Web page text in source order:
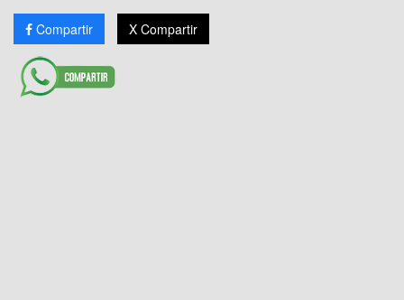
Compartir X Compartir